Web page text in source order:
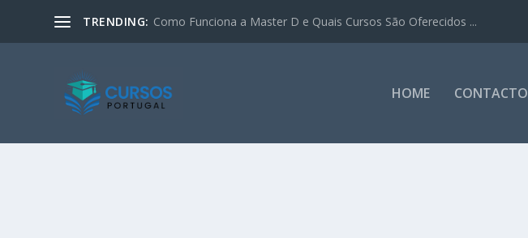
TRENDING: Como Funciona a Master D e Quais Cursos São Oferecidos ...
HOME CONTACTO